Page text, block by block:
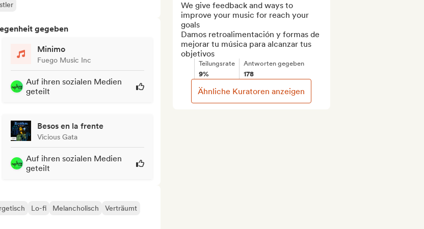
gegeben
Minimo
Fuego Music Inc
Auf ihren sozialen Medien
geteilt
Besos en la frente
Vicious Gata
Auf ihren sozialen Medien
geteilt
Lo-fi Melancholisch
Verträumt
We give feedback and ways to
improve your music for reach your
goals
Damos retroalimentación y formas de
mejorar tu música para alcanzar tus
objetivos
Teilungsrate
9%
Antworten gegeben
178
Ähnliche Kuratoren anzeigen